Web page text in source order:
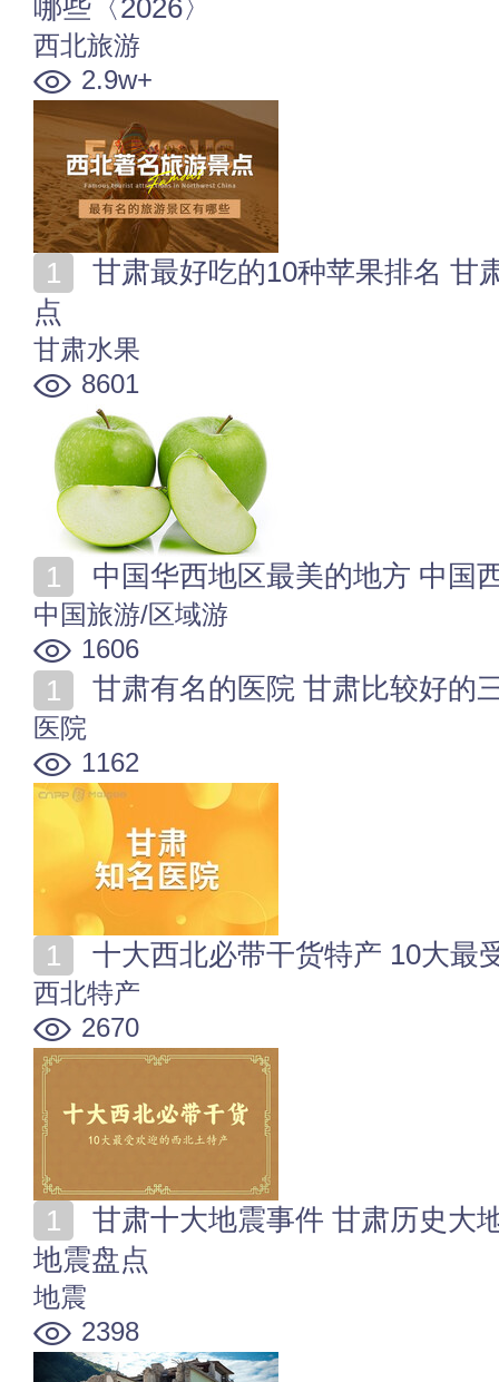
哪些〈2026〉
西北旅游
2.9w+
点
甘肃水果
8601
中国华西地区最美的地方 中国西部十
中国旅游/区域游
1606
甘肃有名的医院 甘肃比较好的
医院
1162
十大西北必带干货特产 10大最
西北特产
2670
地震盘点
地震
2398